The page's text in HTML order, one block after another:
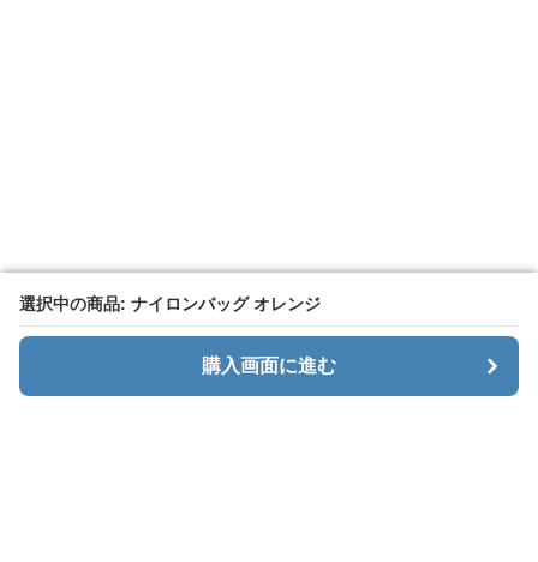
選択中の商品: ナイロンバッグ オレンジ
購入画面に進む
選択中の商品: ナイロンバッグ オレンジ
購入画面に進む